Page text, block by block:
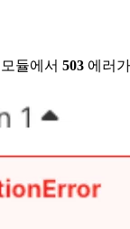
듈에서 503 에러